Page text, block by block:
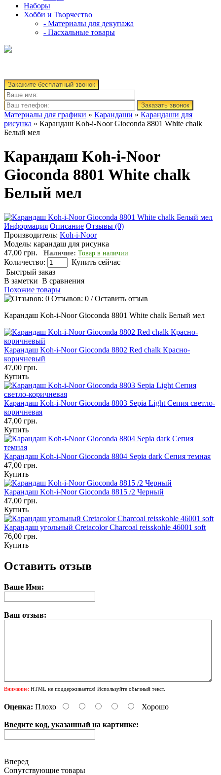
Наборы
Хобби и Творчество
- Материалы для декупажа
- Пасхальные товары
Закажите бесплатный звонок
Заказать звонок
Материалы для графики » Карандаши » Карандаши для
рисунка » Карандаш Koh-i-Noor Gioconda 8801 White chalk
Белый мел
Карандаш Koh-i-Noor
Gioconda 8801 White chalk
Белый мел
Информация Описание Отзывы (0)
Производитель: Koh-i-Noor
Модель: карандаш для рисунка
47,00 грн. Наличие: Товар в наличии
Количество:
Купить сейчас
Быстрый заказ
В заметки В сравнения
Похожие товары
Отзывов: 0 /Оставить отзыв
Карандаш Koh-i-Noor Gioconda 8801 White chalk Белый мел
Карандаш Koh-i-Noor Gioconda 8802 Red chalk Красно-
коричневый
47,00 грн.
Купить
Карандаш Koh-i-Noor Gioconda 8803 Sepia Light Сепия светло-
коричневая
47,00 грн.
Купить
Карандаш Koh-i-Noor Gioconda 8804 Sepia dark Сепия темная
47,00 грн.
Купить
Карандаш Koh-i-Noor Gioconda 8815 /2 Черный
47,00 грн.
Купить
Карандаш угольный Cretacolor Charcoal reisskohle 46001 soft
76,00 грн.
Купить
Оставить отзыв
Ваше Имя:
Ваш отзыв:
Внимание: HTML не поддерживается! Используйте обычный текст.
Оценка: Плохо Хорошо
Введите код, указанный на картинке:
Вперед
Сопутствующие товары